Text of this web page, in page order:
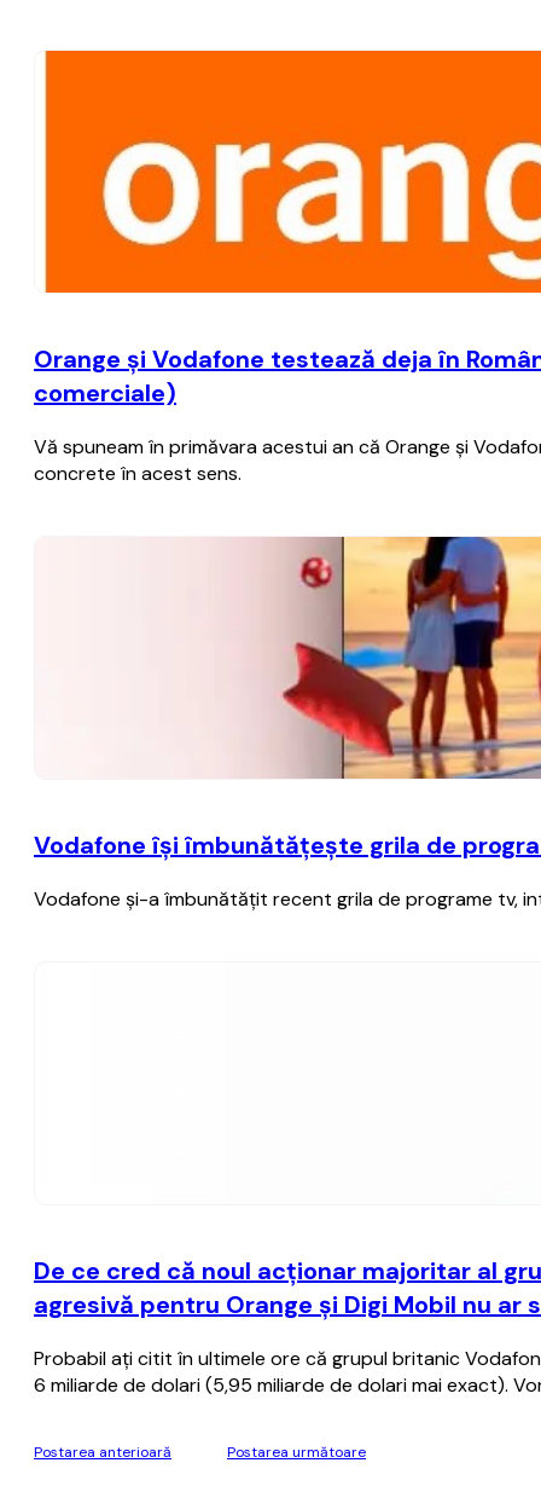
Orange şi Vodafone testează deja în
comerciale)
Vă spuneam în primăvara acestui an că Orange şi
concrete în acest sens.
Vodafone îşi îmbunătăţeşte grila de
Vodafone şi-a îmbunătăţit recent grila de programe tv,
De ce cred că noul acţionar majoritar al
agresivă pentru Orange şi Digi Mobil nu ar
Probabil aţi citit în ultimele ore că grupul britanic
6 miliarde de dolari (5,95 miliarde de dolari mai exact).
Postarea anterioară Postarea următoare